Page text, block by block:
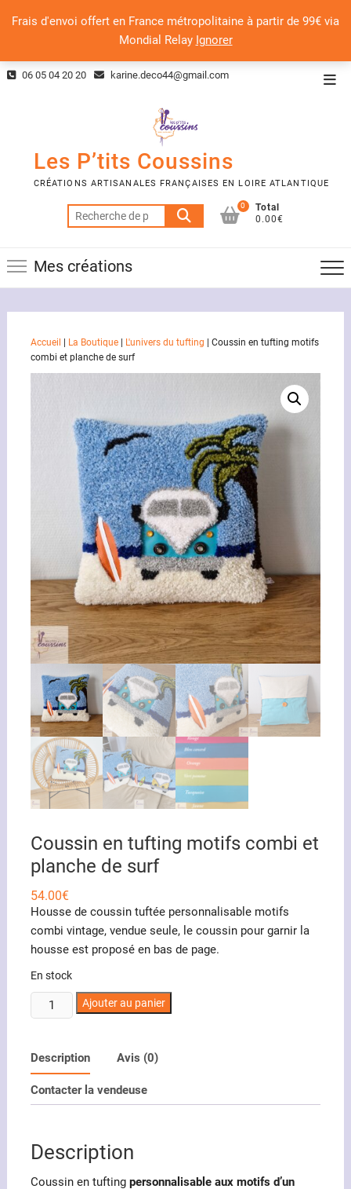
Frais d'envoi offert en France métropolitaine à partir de 99€ via
Mondial Relay Ignorer
Skip 06 05 04 20 20 karine.deco44@gmail.com
Les P’tits Coussins
CRÉATIONS ARTISANALES FRANÇAISES EN LOIRE ATLANTIQUE
Recherche
pour :
0
Total
0.00€
Mes créations
Accueil La Boutique| L'univers du tufting
Coussin en tufting motifs
combi et planche de surf
Coussin en tufting motifs combi et
planche de surf
54.00€
Housse de coussin tuftée personnalisable motifs
combi vintage, vendue seule, le coussin pour garnir la
housse est proposé en bas de page.
En stock
quantité
de
en
tufting
motifs
planche
Ajouter au panier
Description Avis (0)
Contacter la vendeuse
Description
Coussin en tufting personnalisable aux motifs d’un